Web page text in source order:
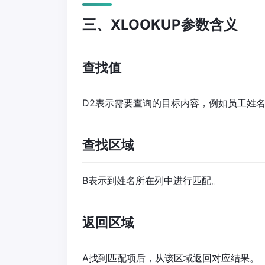
三、XLOOKUP参数含义
查找值
D2表示需要查询的目标内容，例如员工姓
查找区域
B表示到姓名所在列中进行匹配。
返回区域
A找到匹配项后，从该区域返回对应结果。